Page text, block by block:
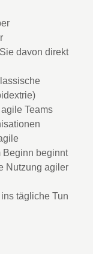
davon direkt
Teams
Beginn beginnt
Nutzung agiler
tägliche Tun